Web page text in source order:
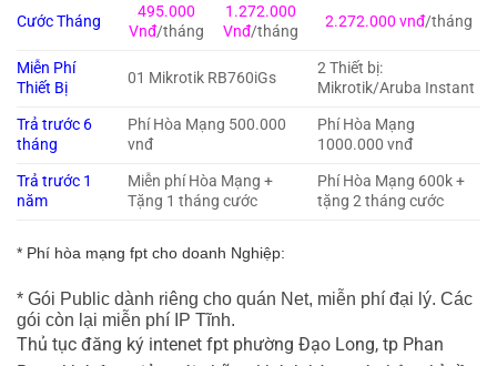
Cước Tháng
495.000
Vnđ/tháng
1.272.000
Vnđ/tháng
2.272.000 vnđ/tháng
Miễn Phí
Thiết Bị
01 Mikrotik RB760iGs
2 Thiết bị:
Mikrotik/Aruba Instant
Trả trước 6
tháng
Phí Hòa Mạng 500.000
vnđ
Phí Hòa Mạng
1000.000 vnđ
Trả trước 1
năm
Miễn phí Hòa Mạng +
Tặng 1 tháng cước
Phí Hòa Mạng 600k +
tặng 2 tháng cước
* Phí hòa mạng fpt cho doanh Nghiệp:
* Gói Public dành riêng cho quán Net, miễn phí đại lý. Các
gói còn lại miễn phí IP Tĩnh.
Thủ tục đăng ký intenet fpt phường Đạo Long, tp Phan